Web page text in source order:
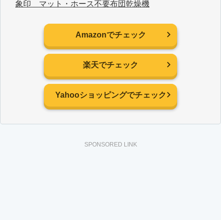
象印 マット・ホース不要布団乾燥機
Amazonでチェック
楽天でチェック
Yahooショッピングでチェック
SPONSORED LINK